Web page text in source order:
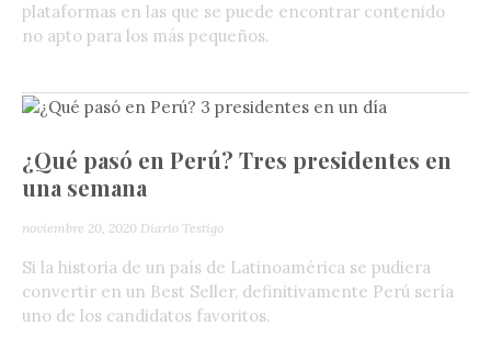
plataformas en las que se puede encontrar contenido
no apto para los más pequeños.
¿Qué pasó en Perú? Tres presidentes en
una semana
noviembre 20, 2020 Diario Testigo
Si la historia de un país de Latinoamérica se pudiera
convertir en un Best Seller, definitivamente Perú sería
uno de los candidatos favoritos.